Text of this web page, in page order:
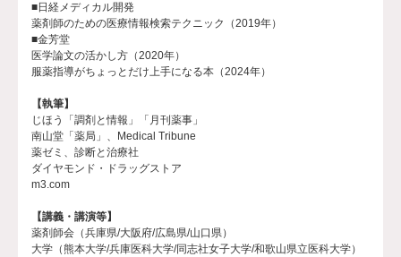
■日経メディカル開発
薬剤師のための医療情報検索テクニック（2019年）
■金芳堂
医学論文の活かし方（2020年）
服薬指導がちょっとだけ上手になる本（2024年）
【執筆】
じほう「調剤と情報」「月刊薬事」
南山堂「薬局」、Medical Tribune
薬ゼミ、診断と治療社
ダイヤモンド・ドラッグストア
m3.com
【講義・講演等】
薬剤師会（兵庫県/大阪府/広島県/山口県）
大学（熊本大学/兵庫医科大学/同志社女子大学/和歌山県立医科大学）